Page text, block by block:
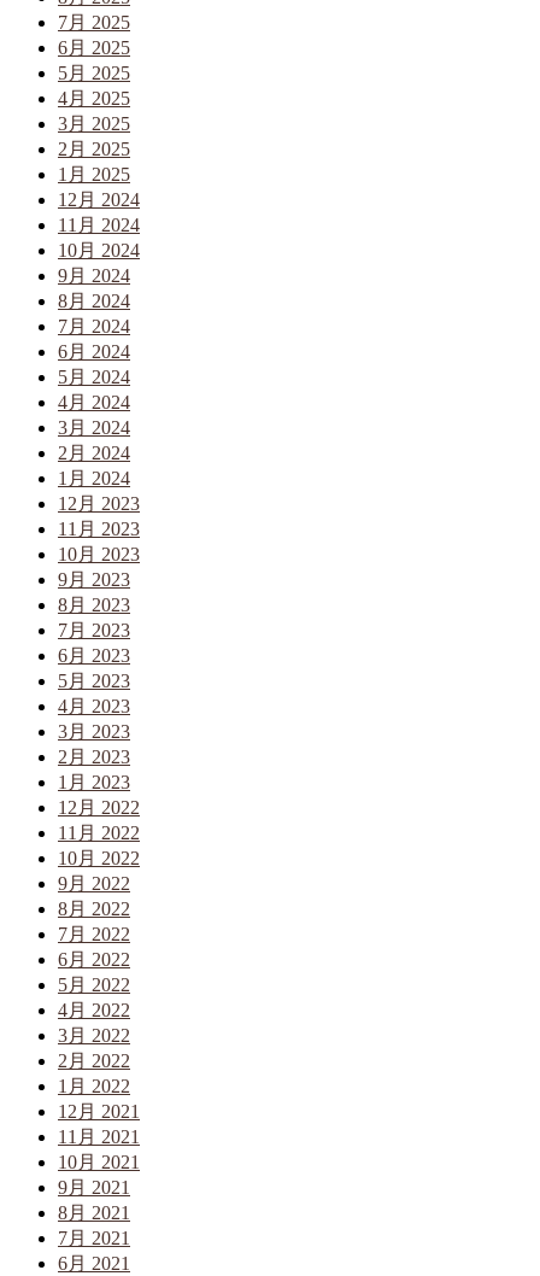
7月 2025
6月 2025
5月 2025
4月 2025
3月 2025
2月 2025
1月 2025
12月 2024
11月 2024
10月 2024
9月 2024
8月 2024
7月 2024
6月 2024
5月 2024
4月 2024
3月 2024
2月 2024
1月 2024
12月 2023
11月 2023
10月 2023
9月 2023
8月 2023
7月 2023
6月 2023
5月 2023
4月 2023
3月 2023
2月 2023
1月 2023
12月 2022
11月 2022
10月 2022
9月 2022
8月 2022
7月 2022
6月 2022
5月 2022
4月 2022
3月 2022
2月 2022
1月 2022
12月 2021
11月 2021
10月 2021
9月 2021
8月 2021
7月 2021
6月 2021